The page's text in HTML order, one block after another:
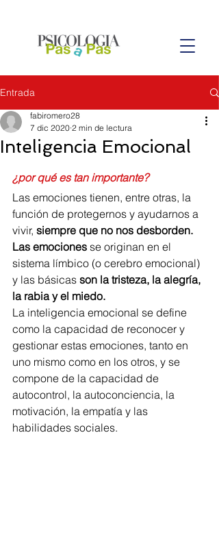
Entrada
Inteligencia Emocional
fabiromero28
7 dic 2020 2 min de lectura
¿por qué es tan importante?
Las emociones tienen, entre otras, la
función de protegernos y ayudarnos a
vivir, siempre que no nos desborden.
Las emociones se originan en el
sistema límbico (o cerebro emocional)
y las básicas son la tristeza, la alegría,
la rabia y el miedo.
La inteligencia emocional se define
como la capacidad de reconocer y
gestionar estas emociones, tanto en
uno mismo como en los otros, y se
compone de la capacidad de
autocontrol, la autoconciencia, la
motivación, la empatía y las
habilidades sociales.